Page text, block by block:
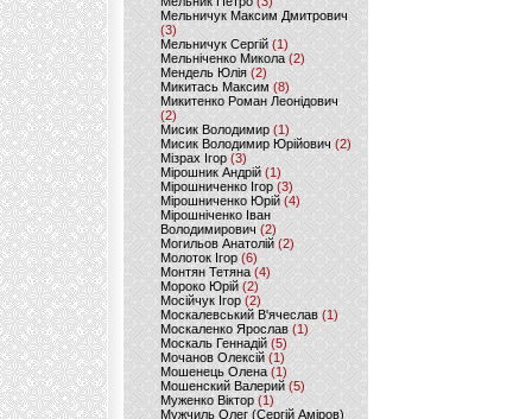
Мельничук Максим Дмитрович
(3)
Мельничук Сергій (1)
Мельніченко Микола (2)
Мендель Юлія (2)
Микитась Максим (8)
Микитенко Роман Леонідович
(2)
Мисик Володимир (1)
Мисик Володимир Юрійович(2)
Мізрах Ігор(3)
Мірошник Андрій(1)
Мірошниченко Ігор (3)
Мірошниченко Юрій(4)
Мірошніченко Іван
Володимирович (2)
Могильов Анатолій (2)
Молоток Ігор (6)
Монтян Тетяна (4)
Мороко Юрій(2)
Мосійчук Ігор (2)
Москалевський В'ячеслав (1)
Москаленко Ярослав (1)
Москаль Геннадій (5)
Мочанов Олексій(1)
Мошенець Олена(1)
Мошенский Валерий (5)
Муженко Віктор (1)
Мужчиль Олег (Сергій Аміров)